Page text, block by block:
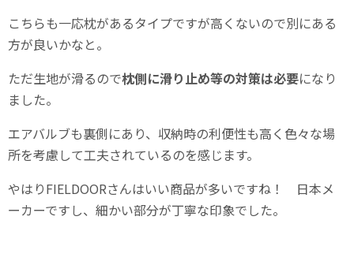
こちらも一応枕があるタイプですが高くないので別にある
方が良いかなと。
ただ生地が滑るので枕側に滑り止め等の対策は必要になり
ました。
エアバルブも裏側にあり、収納時の利便性も高く色々な場
所を考慮して工夫されているのを感じます。
やはりFIELDOORさんはいい商品が多いですね！ 日本メ
ーカーですし、細かい部分が丁寧な印象でした。